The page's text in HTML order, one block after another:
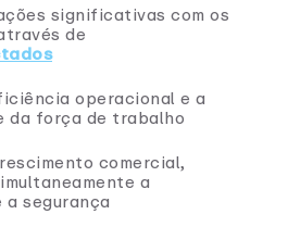
significativas com os
de
operacional e a
da força de trabalho
comercial,
a
segurança